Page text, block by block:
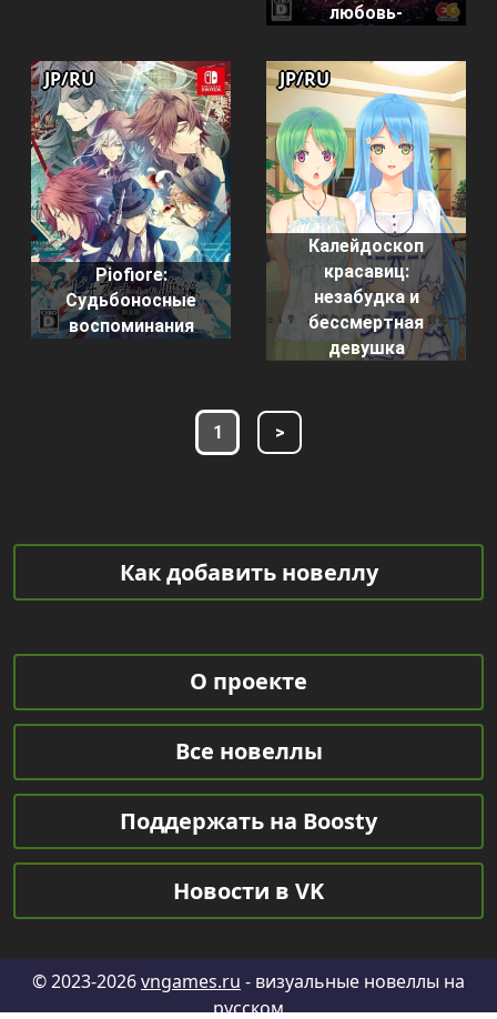
любовь-
Piofiore:
Судьбоносные
воспоминания
JP/RU
Калейдоскоп
красавиц:
незабудка и
бессмертная
девушка
JP/RU
1 >
Как добавить новеллу
О проекте
Все новеллы
Поддержать на Boosty
Новости в VK
© 2023-2026vngames.ru - визуальные новеллы на
русском